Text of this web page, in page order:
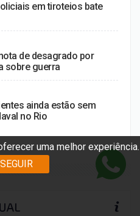
uma melhor experiência.
em tiroteios bate
de desagrado por
sobre guerra
ainda estão sem
no Rio